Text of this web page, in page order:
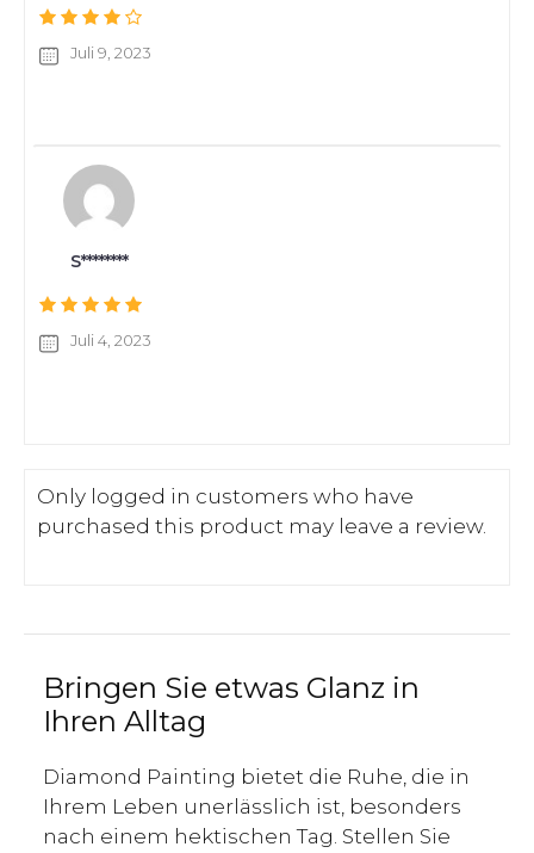
Juli 9, 2023
S********
Juli 4, 2023
Only logged in customers who have
purchased this product may leave a review.
Bringen Sie etwas Glanz in
Ihren Alltag
Diamond Painting bietet die Ruhe, die in
Ihrem Leben unerlässlich ist, besonders
nach einem hektischen Tag. Stellen Sie